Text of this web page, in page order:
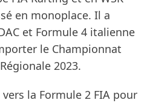
en monoplace. Il a
et Formule 4 italienne
le Championnat
2023.
la Formule 2 FIA pour